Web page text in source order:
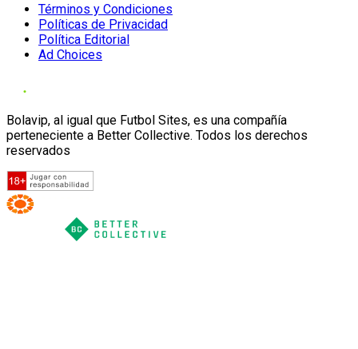
Términos y Condiciones
Políticas de Privacidad
Política Editorial
Ad Choices
Bolavip, al igual que Futbol Sites, es una compañía
perteneciente a Better Collective. Todos los derechos
reservados